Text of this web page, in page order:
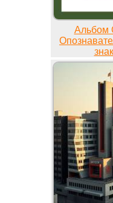
Альбом